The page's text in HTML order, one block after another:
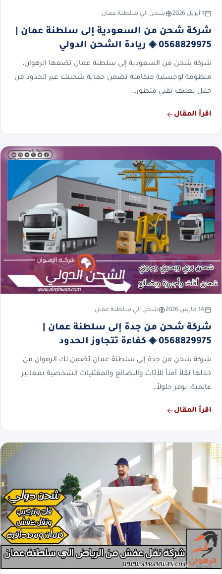
1 أبريل 2026 شحن الي سلطنة عمان
شركة شحن من السعودية إلى سلطنة عمان |
0568829975 ◈ ريادة الشحن الدولي
شركة شحن من السعودية إلى سلطنة عمان تضعها الرهوان،
منظومة لوجستية متكاملة تضمن حماية شحنتك عبر الحدود من
خلال تغليف تقني متطور…
اقرأ المقال
14 مارس 2026 شحن الي سلطنة عمان
شركة شحن من جدة إلى سلطنة عمان |
0568829975 ◈ كفاءة تتجاوز الحدود
شركة شحن من جدة إلى سلطنة عمان تضمن لك الرهوان من
خلالها نقلاً آمناً للأثاث والبضائع والمقتنيات الشخصية بمعايير
عالمية. نوفر حلولاً…
اقرأ المقال